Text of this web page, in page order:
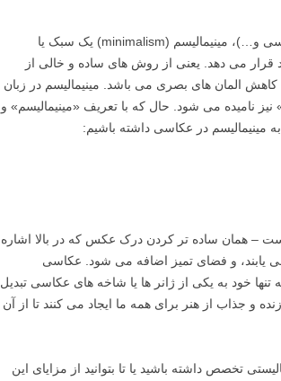
در هنر های تجسمی (مثل مجسمه سازی، نقاشی، عکاسی و…)، مینیمالیسم (minimalism) یک سبک یا
می دهد. یعنی از روش های ساده و خالی از
المان های بصری می باشد. مینیمالیسم در زبان
نامیده می شود. حال که با تعریف «مینیمالیسم» و
مینیمالیسم در عکاسی داشته باشیم:
– همان ساده تر کردن درک عکس که در بالا اشاره
یابند، و فضای تمیز اضافه می شود. عکاسی
خود به یکی از ژانر ها یا شاخه های عکاسی تبدیل
جذاب از هنر برای همه ما ایجاد می کنند تا از آن
تخصص داشته باشید یا تا بتوانید از مزایای این